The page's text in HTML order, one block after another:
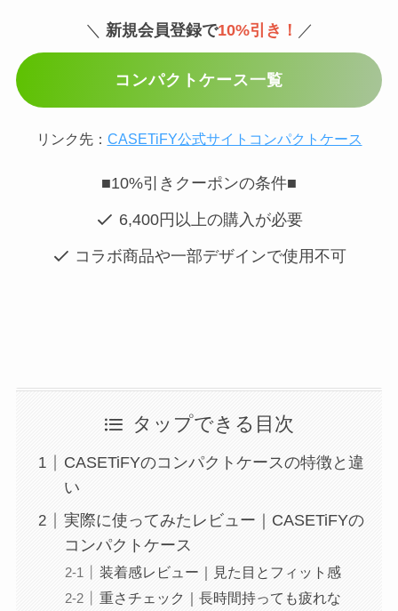
＼ 新規会員登録で10%引き！ ／
コンパクトケース一覧
リンク先： CASETiFY公式サイトコンパクトケース
■10%引きクーポンの条件■
6,400円以上の購入が必要
コラボ商品や一部デザインで使用不可
タップできる目次
CASETiFYのコンパクトケースの特徴と違
い
実際に使ってみたレビュー｜CASETiFYの
コンパクトケース
装着感レビュー｜見た目とフィット感
重さチェック｜長時間持っても疲れな